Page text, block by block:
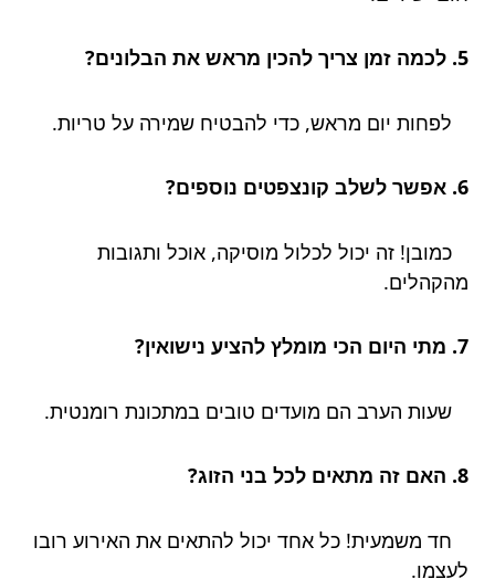
5. לכמה זמן צריך להכין מראש את הבלונים?
לפחות יום מראש, כדי להבטיח שמירה על טריות.
6. אפשר לשלב קונצפטים נוספים?
כמובן! זה יכול לכלול מוסיקה, אוכל ותגובות
מהקהלים.
7. מתי היום הכי מומלץ להציע נישואין?
שעות הערב הם מועדים טובים במתכונת רומנטית.
8. האם זה מתאים לכל בני הזוג?
חד משמעית! כל אחד יכול להתאים את האירוע רובו
לעצמו.